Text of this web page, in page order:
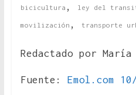
bicicultura , ley del
movilización , transporte
Redactado por
Fuente: Emol.com